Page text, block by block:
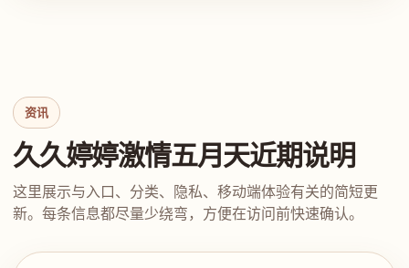
资讯
久久婷婷激情五月天近期说明
这里展示与入口、分类、隐私、移动端体验有关的简短更
新。每条信息都尽量少绕弯，方便在访问前快速确认。